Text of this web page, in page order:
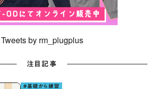
Tweets by rm_plugplus
注目記事
#基礎から練習